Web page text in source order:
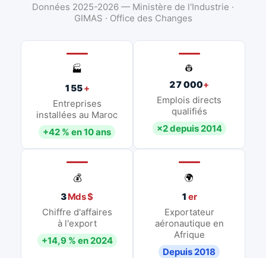
Données 2025-2026 — Ministère de l'Industrie ·
GIMAS · Office des Changes
🏭
155+
Entreprises
installées au Maroc
+42 % en 10 ans
👷
27 000+
Emplois directs
qualifiés
×2 depuis 2014
💰
3Mds $
Chiffre d'affaires
à l'export
+14,9 % en 2024
🌍
1 er
Exportateur
aéronautique en
Afrique
Depuis 2018